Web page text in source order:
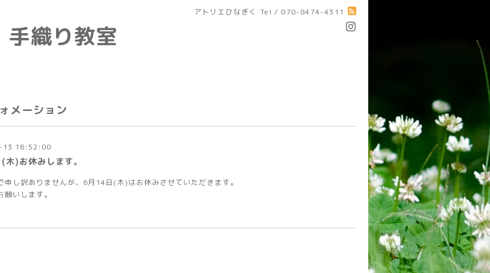
アトリエひなぎく Tel / 070-8474-4311
手織り教室
メーション
16:52:00
)お休みします。
申し訳ありませんが、6月14日(木)はお休みさせていただきます。
願いします。